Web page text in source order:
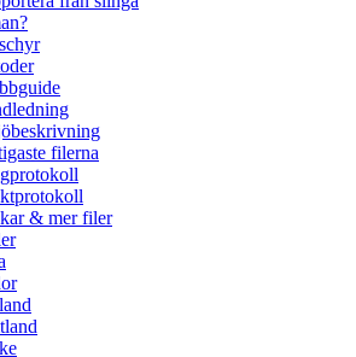
filerna
& mer filer